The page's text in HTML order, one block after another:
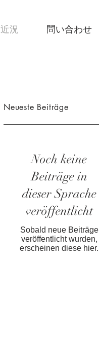
Noch keine
Beiträge in
dieser Sprache
veröffentlicht
Sobald neue Beiträge
veröffentlicht wurden,
erscheinen diese hier.
​Neueste Beiträge
近況 問い合わせ